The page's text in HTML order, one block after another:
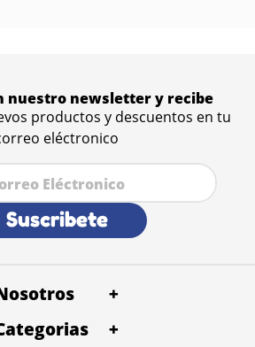
nuestro newsletter y recibe
productos y descuentos en tu
eléctronico
Suscribete
+
Somos
+